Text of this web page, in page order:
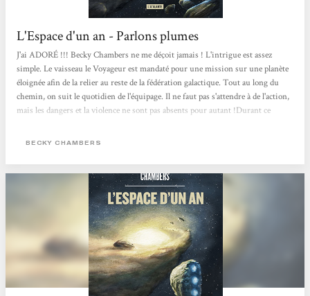
L'Espace d'un an - Parlons plumes
J'ai ADORÉ !!! Becky Chambers ne me déçoit jamais ! L'intrigue est assez
simple. Le vaisseau le Voyageur est mandaté pour une mission sur une planète
éloignée afin de la relier au reste de la fédération galactique. Tout au long du
chemin, on suit le quotidien de l'équipage. Il ne faut pas s'attendre à de l'action,
mais les dangers et la violence ne sont pas absents pour autant !Durant ce
nous montre la richesse des cultures, des structures familiales, des relations, ou
BECKY CHAMBERS